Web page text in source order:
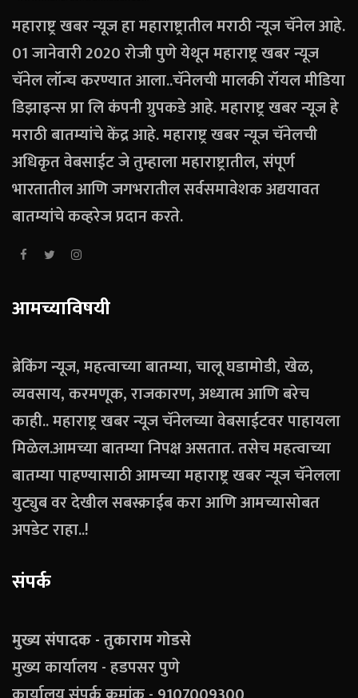
महाराष्ट्र खबर न्यूज हा महाराष्ट्रातील मराठी न्यूज चॅनेल आहे.
01 जानेवारी 2020 रोजी पुणे येथून महाराष्ट्र खबर न्यूज
चॅनेल लॉन्च करण्यात आला..चॅनेलची मालकी रॉयल मीडिया
डिझाइन्स प्रा लि कंपनी ग्रुपकडे आहे. महाराष्ट्र खबर न्यूज हे
मराठी बातम्यांचे केंद्र आहे. महाराष्ट्र खबर न्यूज चॅनेलची
अधिकृत वेबसाईट जे तुम्हाला महाराष्ट्रातील, संपूर्ण
भारतातील आणि जगभरातील सर्वसमावेशक अद्ययावत
बातम्यांचे कव्हरेज प्रदान करते.
आमच्याविषयी
ब्रेकिंग न्यूज, महत्वाच्या बातम्या, चालू घडामोडी, खेळ,
व्यवसाय, करमणूक, राजकारण, अध्यात्म आणि बरेच
काही.. महाराष्ट्र खबर न्यूज चॅनेलच्या वेबसाईटवर पाहायला
मिळेल.आमच्या बातम्या निपक्ष असतात. तसेच महत्वाच्या
बातम्या पाहण्यासाठी आमच्या महाराष्ट्र खबर न्यूज चॅनेलला
युट्युब वर देखील सबस्क्राईब करा आणि आमच्यासोबत
अपडेट राहा..!
संपर्क
मुख्य संपादक - तुकाराम गोडसे
मुख्य कार्यालय - हडपसर पुणे